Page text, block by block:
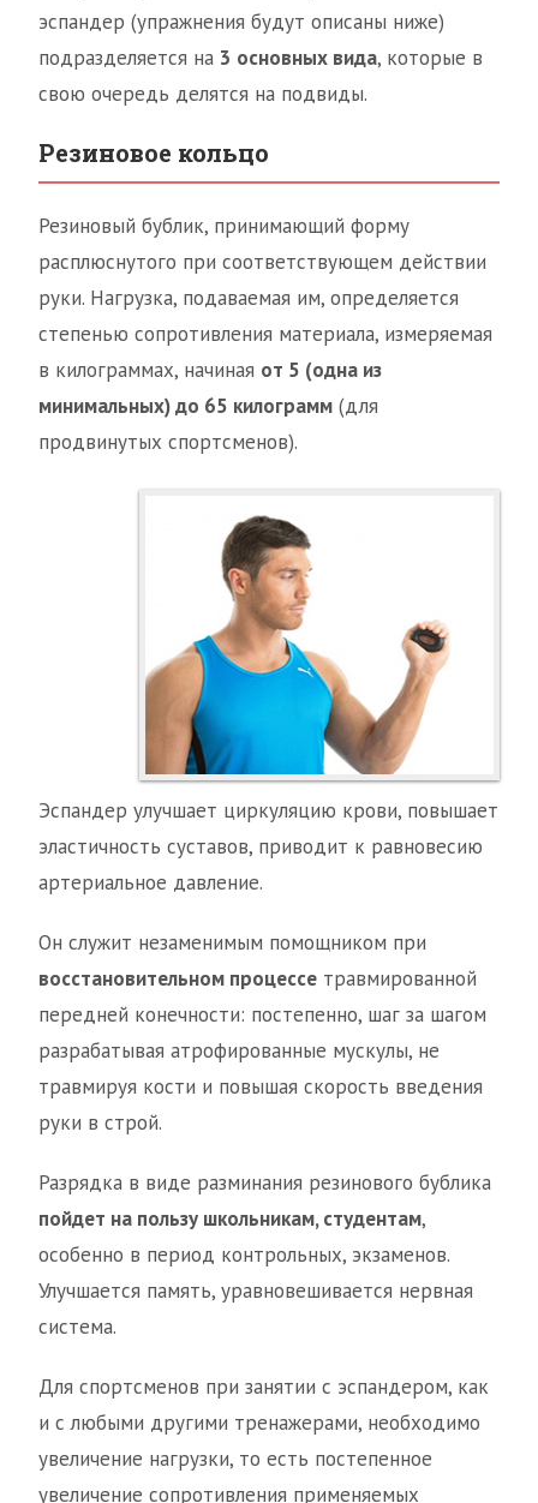
эспандер (упражнения будут описаны ниже)
подразделяется на 3 основных вида, которые в
свою очередь делятся на подвиды.
Резиновое кольцо
Резиновый бублик, принимающий форму
расплюснутого при соответствующем действии
руки. Нагрузка, подаваемая им, определяется
степенью сопротивления материала, измеряемая
в килограммах, начиная от 5 (одна из
минимальных) до 65 килограмм (для
продвинутых спортсменов).
Эспандер улучшает циркуляцию крови, повышает
эластичность суставов, приводит к равновесию
артериальное давление.
Он служит незаменимым помощником при
восстановительном процессе травмированной
передней конечности: постепенно, шаг за шагом
разрабатывая атрофированные мускулы, не
травмируя кости и повышая скорость введения
руки в строй.
Разрядка в виде разминания резинового бублика
пойдет на пользу школьникам, студентам,
особенно в период контрольных, экзаменов.
Улучшается память, уравновешивается нервная
система.
Для спортсменов при занятии с эспандером, как
и с любыми другими тренажерами, необходимо
увеличение нагрузки, то есть постепенное
увеличение сопротивления применяемых